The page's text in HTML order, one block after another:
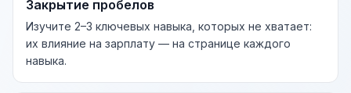
Закрытие пробелов
Изучите 2–3 ключевых навыка, которых не хватает:
их влияние на зарплату — на странице каждого
навыка.